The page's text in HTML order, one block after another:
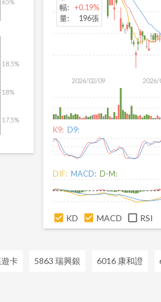
18.5%
18%
17.5%
2026/02/09 2026/
幅: +0.19%
量: 196張
K9: D9:
DIF: MACD: D-M:
KD MACD RSI
卡 5863 瑞興銀 6016 康和證